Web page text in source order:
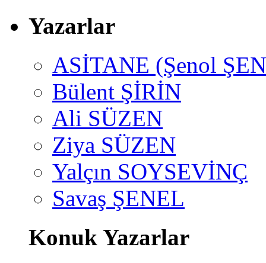
Yazarlar
ASİTANE (Şenol
Bülent ŞİRİN
Ali SÜZEN
Ziya SÜZEN
Yalçın SOYSEVİNÇ
Savaş ŞENEL
Konuk Yazarlar